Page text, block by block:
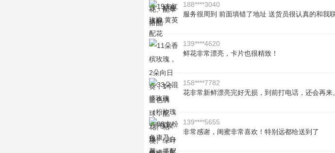
188****3040
服务很周到 前面填错了地址 送货员很认真的和我
139****4620
鲜花非常漂亮，卡片也很精致！
158****7782
花非常新鲜漂亮完好无损，到前打电话，还会再来。
139****5655
非常感谢，闺蜜非常喜欢！特别远都给送到了